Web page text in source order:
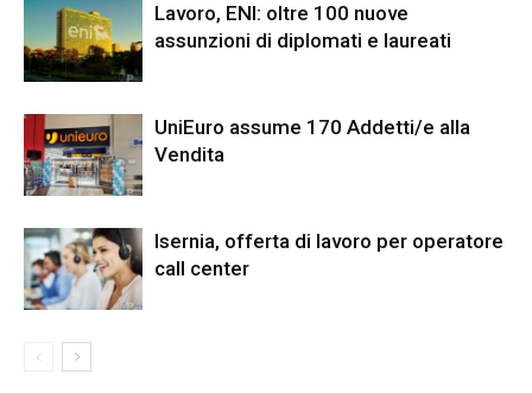
Lavoro, ENI: oltre 100 nuove
assunzioni di diplomati e laureati
UniEuro assume 170 Addetti/e alla
Vendita
Isernia, offerta di lavoro per operatore
call center